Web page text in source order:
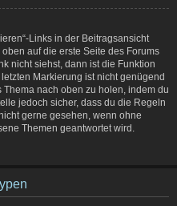
Links in der Beitragsansicht
auf die erste Seite des Forums
nicht siehst, dann ist die Funktion
Markierung ist nicht genügend
nach oben zu holen, indem du
jedoch sicher, dass du die Regeln
gerne gesehen, wenn ohne
Themen geantwortet wird.